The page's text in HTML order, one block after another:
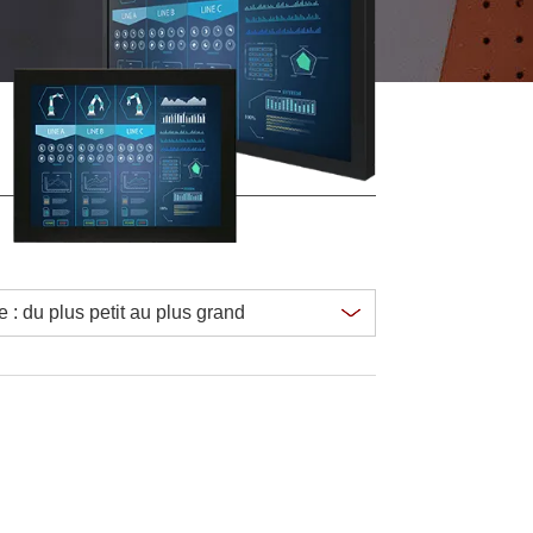
Ordinateurs embarqués marine
Acier inoxydable
Panneau PC en acier inoxydable
Afficheur en acier inoxydable